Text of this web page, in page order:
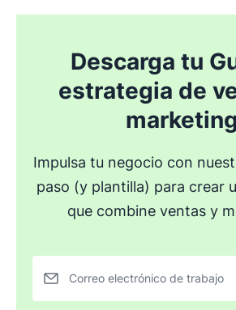
Descarga tu
estrategia de
marketing
Impulsa tu negocio con
paso (y plantilla) para crear
que combine ventas y
Correo electrónico de trabajo